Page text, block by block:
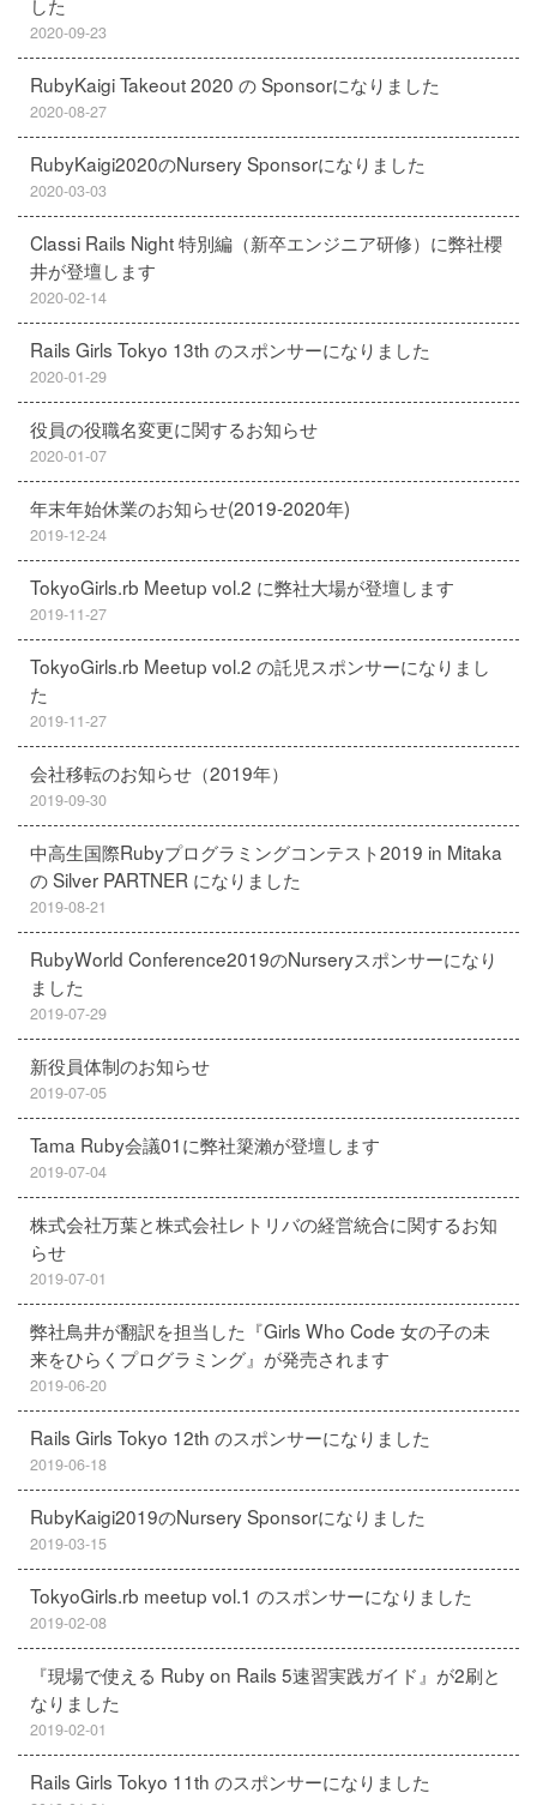
2020-09-23
RubyKaigi Takeout 2020 の Sponsorになりました
2020-08-27
RubyKaigi2020のNursery Sponsorになりました
2020-03-03
Classi Rails Night 特別編（新卒エンジニア研修）に弊社櫻
井が登壇します
2020-02-14
Rails Girls Tokyo 13th のスポンサーになりました
2020-01-29
役員の役職名変更に関するお知らせ
2020-01-07
年末年始休業のお知らせ(2019-2020年)
2019-12-24
TokyoGirls.rb Meetup vol.2 に弊社大場が登壇します
2019-11-27
TokyoGirls.rb Meetup vol.2 の託児スポンサーになりまし
た
2019-11-27
会社移転のお知らせ（2019年）
2019-09-30
中高生国際Rubyプログラミングコンテスト2019 in Mitaka
の Silver PARTNER になりました
2019-08-21
RubyWorld Conference2019のNurseryスポンサーになり
ました
2019-07-29
新役員体制のお知らせ
2019-07-05
Tama Ruby会議01に弊社簗瀨が登壇します
2019-07-04
株式会社万葉と株式会社レトリバの経営統合に関するお知
らせ
2019-07-01
弊社鳥井が翻訳を担当した『Girls Who Code 女の子の未
来をひらくプログラミング』が発売されます
2019-06-20
Rails Girls Tokyo 12th のスポンサーになりました
2019-06-18
RubyKaigi2019のNursery Sponsorになりました
2019-03-15
TokyoGirls.rb meetup vol.1 のスポンサーになりました
2019-02-08
『現場で使える Ruby on Rails 5速習実践ガイド』が2刷と
なりました
2019-02-01
Rails Girls Tokyo 11th のスポンサーになりました